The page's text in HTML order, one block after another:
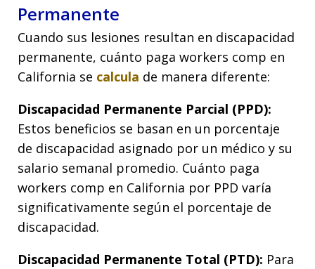
Permanente
Cuando sus lesiones resultan en discapacidad
permanente, cuánto paga workers comp en
California se calcula de manera diferente:
Discapacidad Permanente Parcial (PPD):
Estos beneficios se basan en un porcentaje
de discapacidad asignado por un médico y su
salario semanal promedio. Cuánto paga
workers comp en California por PPD varía
significativamente según el porcentaje de
discapacidad.
Discapacidad Permanente Total (PTD): Para